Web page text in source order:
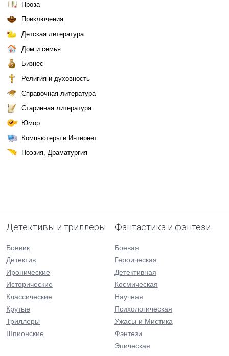
Проза
Приключения
Детская литература
Дом и семья
Бизнес
Религия и духовность
Справочная литература
Старинная литература
Юмор
Компьютеры и Интернет
Поэзия, Драматургия
Детективы и триллеры
Боевик
Детектив
Иронические
Исторические
Классические
Крутые
Триллеры
Шпионские
Фантастика и фэнтези
Боевая
Героическая
Детективная
Космическая
Научная
Психологическая
Ужасы и Мистика
Фэнтези
Эпическая